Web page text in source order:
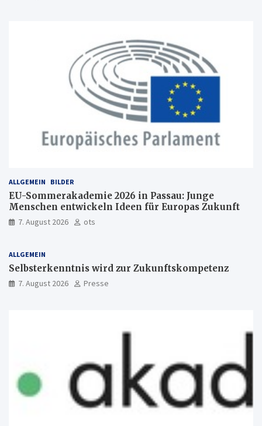
ALLGEMEIN BILDER
EU-Sommerakademie 2026 in Passau: Junge
Menschen entwickeln Ideen für Europas Zukunft
7. August 2026 ots
ALLGEMEIN
Selbsterkenntnis wird zur Zukunftskompetenz
7. August 2026 Presse